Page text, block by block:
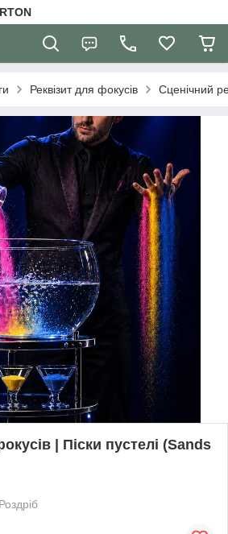
Реквізит для фокусів Сценічний
| Піски пустелі (Sands
Роздріб